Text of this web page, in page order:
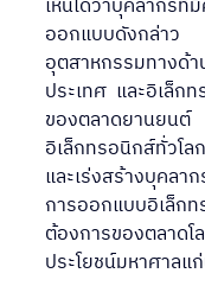
เห็นได้ว่าบุคลากรที่
ออกแบบดังกล่าว
อุตสาหกรรมทางด้
ประเทศ และอิเล็ก
ของตลาดยานยน
อิเล็กทรอนิกส์ทั่วโ
และเร่งสร้างบุคล
การออกแบบอิเล็
ต้องการของตลา
ประโยชน์มหาศาลแ